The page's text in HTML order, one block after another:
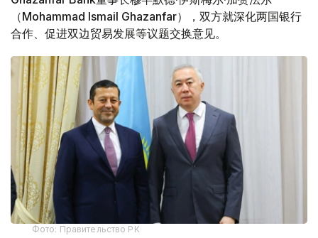
（Mohammad Ismail Ghazanfar），双方就深化两国银行
合作、促进双边贸易发展等议题交换意见。
Фото: Правительство РК